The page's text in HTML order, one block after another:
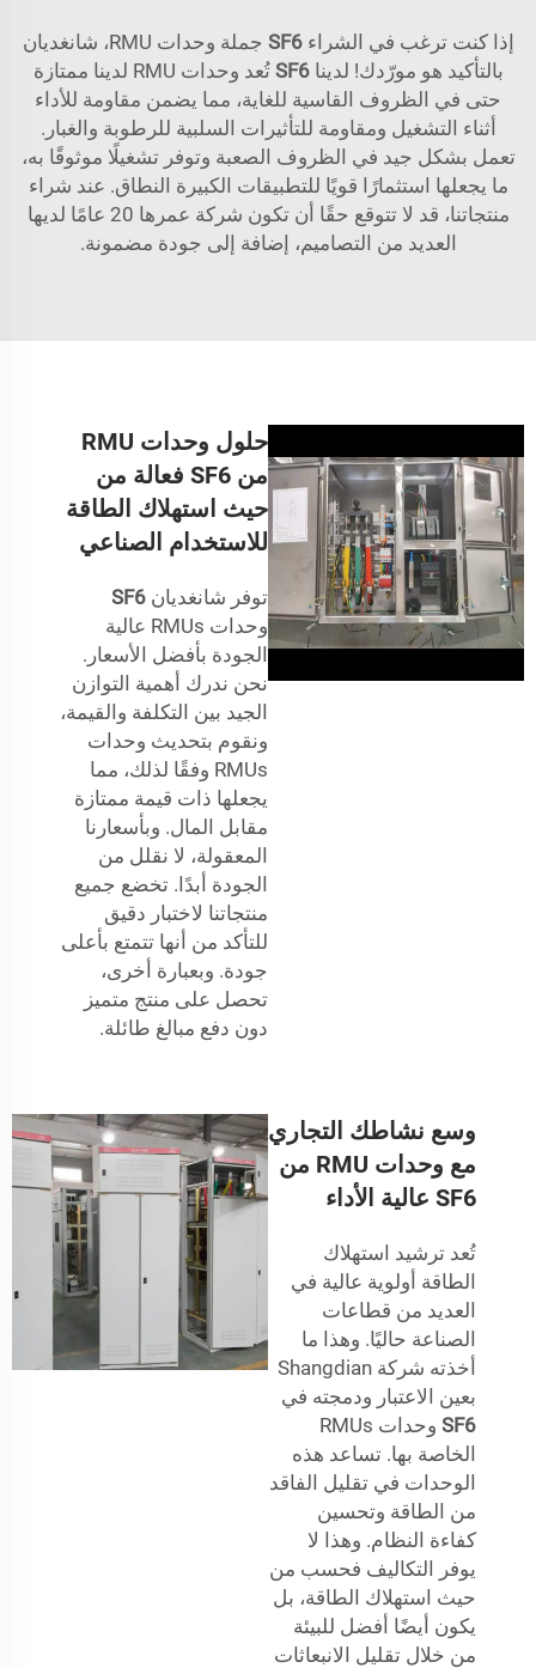
إذا كنت ترغب في الشراء SF6
جملة وحدات RMU، شانغديان
بالتأكيد هو مورّدك! لدينا SF6
تُعد وحدات RMU لدينا ممتازة
حتى في الظروف القاسية للغاية، مما يضمن مقاومة للأداء
أثناء التشغيل ومقاومة للتأثيرات السلبية للرطوبة والغبار.
تعمل بشكل جيد في الظروف الصعبة وتوفر تشغيلًا موثوقًا به،
ما يجعلها استثمارًا قويًا للتطبيقات الكبيرة النطاق. عند شراء
منتجاتنا، قد لا تتوقع حقًا أن تكون شركة عمرها 20 عامًا لديها
العديد من التصاميم، إضافة إلى جودة مضمونة.
حلول وحدات RMU
من SF6 فعالة من
حيث استهلاك الطاقة
للاستخدام الصناعي
توفر شانغديان SF6
وحدات RMUs عالية
الجودة بأفضل الأسعار.
نحن ندرك أهمية التوازن
الجيد بين التكلفة والقيمة،
ونقوم بتحديث وحدات
RMUs وفقًا لذلك، مما
يجعلها ذات قيمة ممتازة
مقابل المال. وبأسعارنا
المعقولة، لا نقلل من
الجودة أبدًا. تخضع جميع
منتجاتنا لاختبار دقيق
للتأكد من أنها تتمتع بأعلى
جودة. وبعبارة أخرى،
تحصل على منتج متميز
دون دفع مبالغ طائلة.
وسع نشاطك التجاري
مع وحدات RMU من
SF6 عالية الأداء
تُعد ترشيد استهلاك
الطاقة أولوية عالية في
العديد من قطاعات
الصناعة حاليًا. وهذا ما
أخذته شركة Shangdian
بعين الاعتبار ودمجته في
SF6
وحدات RMUs
الخاصة بها. تساعد هذه
الوحدات في تقليل الفاقد
من الطاقة وتحسين
كفاءة النظام. وهذا لا
يوفر التكاليف فحسب من
حيث استهلاك الطاقة، بل
يكون أيضًا أفضل للبيئة
من خلال تقليل الانبعاثات